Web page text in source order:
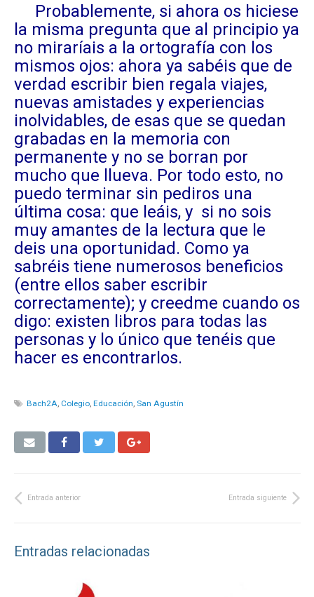
Probablemente, si ahora os hiciese
la misma pregunta que al principio ya
no miraríais a la ortografía con los
mismos ojos: ahora ya sabéis que de
verdad escribir bien regala viajes,
nuevas amistades y experiencias
inolvidables, de esas que se quedan
grabadas en la memoria con
permanente y no se borran por
mucho que llueva. Por todo esto, no
puedo terminar sin pediros una
última cosa: que leáis, y si no sois
muy amantes de la lectura que le
deis una oportunidad. Como ya
sabréis tiene numerosos beneficios
(entre ellos saber escribir
correctamente); y creedme cuando os
digo: existen libros para todas las
personas y lo único que tenéis que
hacer es encontrarlos.
Bach2A,Colegio,Educación, San Agustín
Entrada anterior Entrada siguiente
Entradas relacionadas